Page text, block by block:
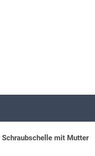
mit Mutter